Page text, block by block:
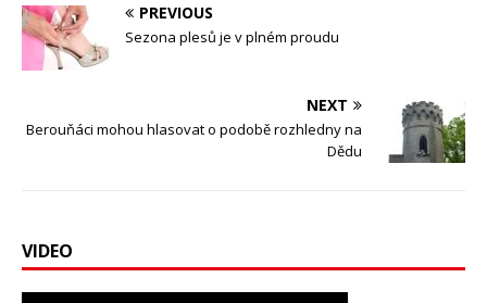
PREVIOUS
Sezona plesů je v plném proudu
NEXT
Berouňáci mohou hlasovat o podobě rozhledny na
Dědu
VIDEO